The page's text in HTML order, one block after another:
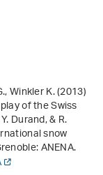
Winkler K. (2013)
of the Swiss
Durand, & R.
snow
ANENA.